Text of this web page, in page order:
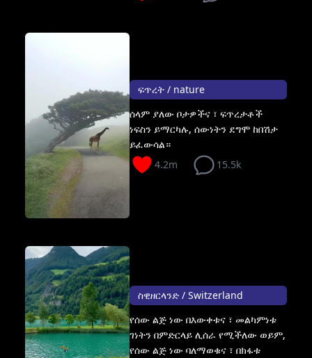
ፍጥረት / nature
ሰላም ያለው ቦታዎችና ፣ ፍጥረታቶች
ነፍስን ይማርካሉ, ሰውነትን ደግሞ ከበሽታ
ይፈውሳል።
4.2m
15.5k
ስዊዘርላንድ / Switzerland
የሰው ልጅ ነው በእውቀቱና ፣ መልካምነቱ
ገነትን በምድርላይ ሊሰራ የሚችለው ወይም,
የሰው ልጅ ነው ባለማወቁና ፣ በክፋቱ